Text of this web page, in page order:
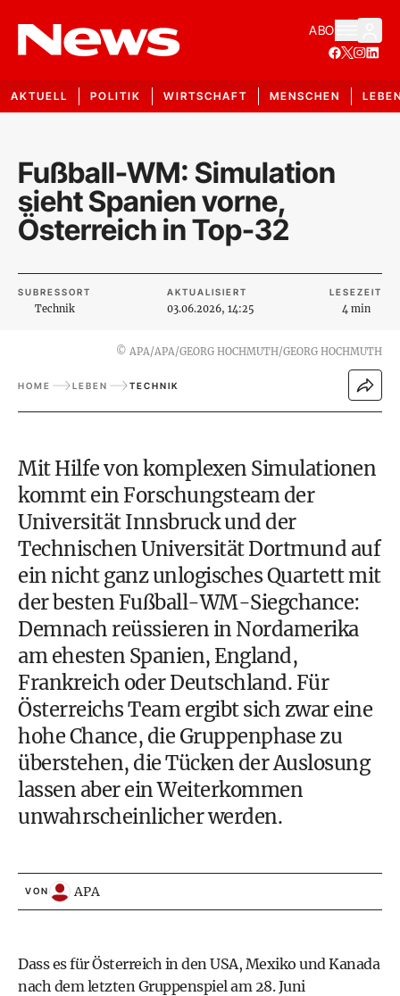
ABO
AKTUELL POLITIK WIRTSCHAFT MENSCHEN
Fußball-WM: Simulation
sieht Spanien vorne,
Österreich in Top-32
SUBRESSORT
Technik
AKTUALISIERT
03.06.2026, 14:25
LESEZEIT
4 min
© APA/APA/GEORG HOCHMUTH/GEORG HOCHMUTH
HOME LEBEN TECHNIK
Mit Hilfe von komplexen Simulationen
kommt ein Forschungsteam der
Universität Innsbruck und der
Technischen Universität Dortmund auf
ein nicht ganz unlogisches Quartett mit
der besten Fußball-WM-Siegchance:
Demnach reüssieren in Nordamerika
am ehesten Spanien, England,
Frankreich oder Deutschland. Für
Österreichs Team ergibt sich zwar eine
hohe Chance, die Gruppenphase zu
überstehen, die Tücken der Auslosung
lassen aber ein Weiterkommen
unwahrscheinlicher werden.
VON APA
Dass es für Österreich in den USA, Mexiko und Kanada
nach dem letzten Gruppenspiel am 28. Juni